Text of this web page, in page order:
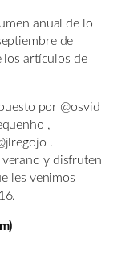
anual de lo
de
los artículos de
por @osvid
,
.
verano y disfruten
les venimos